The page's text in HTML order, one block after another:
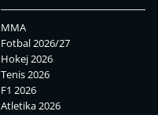
MMA
Fotbal 2026/27
Hokej 2026
Tenis 2026
F1 2026
Atletika 2026